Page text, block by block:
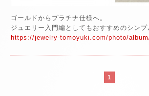
ゴールドからプラチナ仕様へ。
ジュエリー入門編としてもおすすめのシンプ
https://jewelry-tomoyuki.com/photo/
1